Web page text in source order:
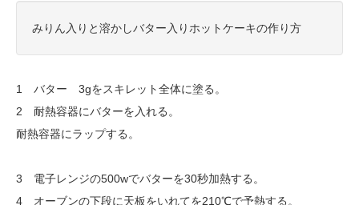
みりん入りと溶かしバター入りホットケーキの作り方
1 バター 3gをスキレット全体に塗る。
2 耐熱容器にバターを入れる。
耐熱容器にラップする。
3 電子レンジの500wでバターを30秒加熱する。
4 オーブンの下段に天板をいれてを210℃で予熱する。